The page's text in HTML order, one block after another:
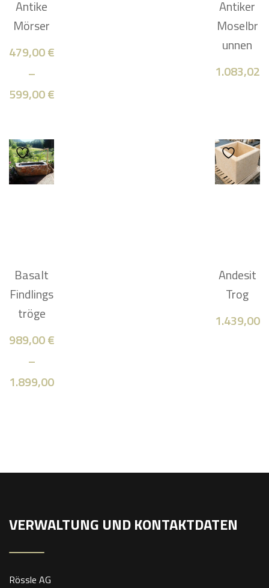
Antike
Mörser
479,00€
–
599,00€
Antiker
Moselbr
unnen
1.083,02
Basalt
Findlings
tröge
989,00€
–
1.899,00
Andesit
Trog
1.439,00
VERWALTUNG UND KONTAKTDATEN
Rössle AG